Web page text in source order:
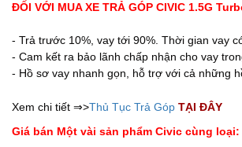
ĐỐI VỚI MUA XE TRẢ GÓP CIVIC 1.5G
- Trả trước 10%, vay tới 90%. Thời gian vay
- Cam kết ra bảo lãnh chấp nhận cho vay
- Hồ sơ vay nhanh gọn, hỗ trợ với cả những
Xem chi tiết ⇒>Thủ Tục Trả Góp TẠI ĐÂY
Giá bán Một vài sản phẩm Civic cùng loại: